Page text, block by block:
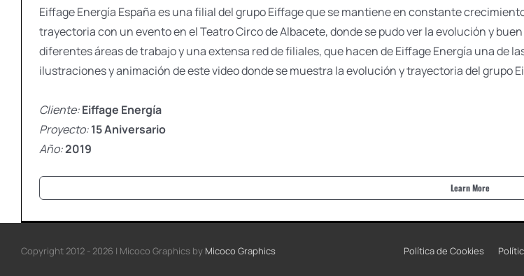
Eiffage Energía España es una filial del grupo Eiffage que se mantiene en constante
trayectoria con un evento en el Teatro Circo de Albacete, donde se pudo ver la evolución y
diferentes áreas de trabajo y una extensa red de filiales, que hacen de Eiffage Energía una de
ilustraciones y animación de este video donde se muestra la evolución y trayectoria del grupo
Cliente:Eiffage Energía
Proyecto:15 Aniversario
Año:2019
Learn More
Copyright 2012 - 2026 | Micoco Graphics by Micoco Graphics Política de Cookies